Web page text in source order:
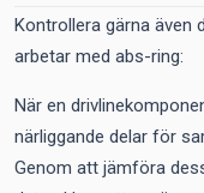
Kontrollera gärna även
arbetar med abs-ring:
När en
närliggande delar för
Genom att jämföra